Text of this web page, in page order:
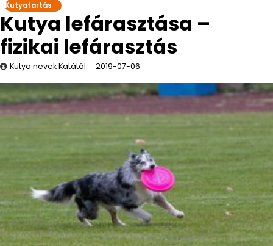
Kutyatartás
Kutya lefárasztása –
fizikai lefárasztás
Kutya nevek Katától 2019-07-06